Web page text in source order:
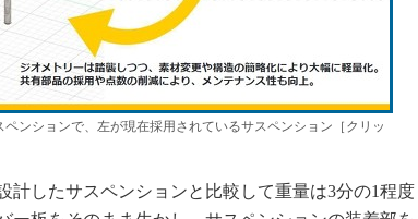
ンションで、左が現在採用されているサスペンション［クリッ
したサスペンションと比較して重量は3分の1程度